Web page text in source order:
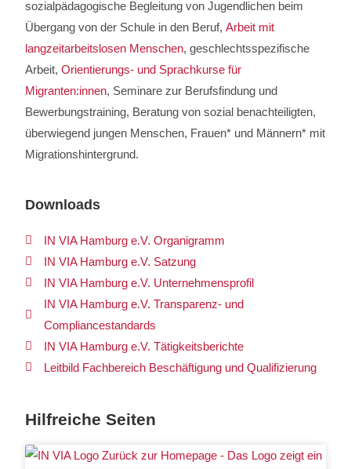
sozialpädagogische Begleitung von Jugendlichen beim
Übergang von der Schule in den Beruf,Arbeit mit
langzeitarbeitslosen Menschen, geschlechtsspezifische
Arbeit,Orientierungs- und Sprachkurse für
Migranten:innen, Seminare zur Berufsfindung und
Bewerbungstraining, Beratung von sozial benachteiligten,
überwiegend jungen Menschen, Frauen* und Männern* mit
Migrationshintergrund.
Downloads
IN VIA Hamburg e.V. Organigramm
IN VIA Hamburg e.V. Satzung
IN VIA Hamburg e.V. Unternehmensprofil
IN VIA Hamburg e.V. Transparenz- und
Compliancestandards
IN VIA Hamburg e.V. Tätigkeitsberichte
Leitbild Fachbereich Beschäftigung und Qualifizierung
Hilfreiche Seiten